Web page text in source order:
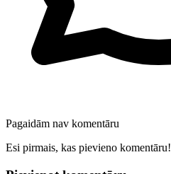
Pagaidām nav komentāru
Esi pirmais, kas pievieno komentāru!